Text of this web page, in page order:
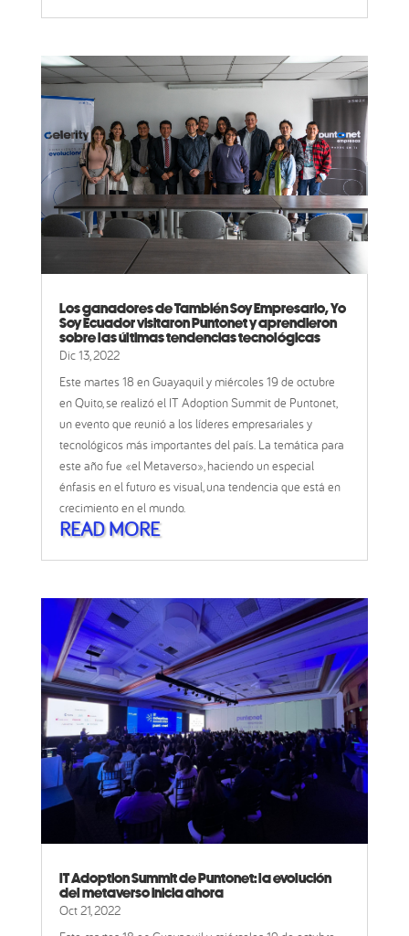
Los ganadores de También Soy Empresario, Yo
Soy Ecuador visitaron Puntonet y aprendieron
sobre las últimas tendencias tecnológicas
Dic 13, 2022
Este martes 18 en Guayaquil y miércoles 19 de octubre
en Quito, se realizó el IT Adoption Summit de Puntonet,
un evento que reunió a los líderes empresariales y
tecnológicos más importantes del país. La temática para
este año fue «el Metaverso», haciendo un especial
énfasis en el futuro es visual, una tendencia que está en
crecimiento en el mundo.
READ MORE
IT Adoption Summit de Puntonet: la evolución
del metaverso inicia ahora
Oct 21, 2022